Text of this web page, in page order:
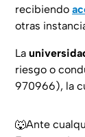
recibiendo
otras
La
riesgo o
970966), la
🐺Ante